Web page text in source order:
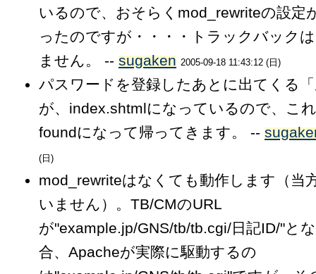
いるので、おそらくmod_rewriteの設定
ったのですが・・・・トラックバック
ません。 -- sugaken 2005-09-18 11:43:12 (日)
パスワードを登録したあとに出てくる
が、index.shtmlになっているので、こ
foundになって帰ってきます。 --
(日)
mod_rewriteはなくても動作します（当
いません）。TB/CMのURL
が"example.jp/GNS/tb/tb.cgi/日記ID/"と
合、Apacheが実際に駆動するの